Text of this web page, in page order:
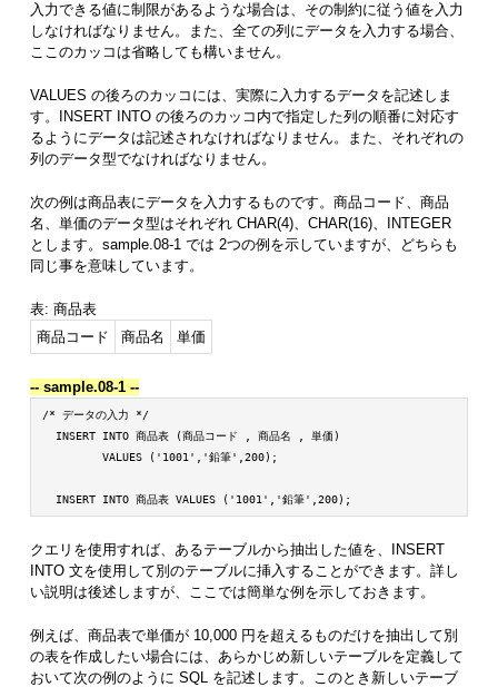
入力できる値に制限があるような場合は、その制約に従う値を入力
しなければなりません。また、全ての列にデータを入力する場合、
ここのカッコは省略しても構いません。
VALUES の後ろのカッコには、実際に入力するデータを記述しま
す。INSERT INTO の後ろのカッコ内で指定した列の順番に対応す
るようにデータは記述されなければなりません。また、それぞれの
列のデータ型でなければなりません。
次の例は商品表にデータを入力するものです。商品コード、商品
名、単価のデータ型はそれぞれ CHAR(4)、CHAR(16)、INTEGER
とします。sample.08-1 では 2つの例を示していますが、どちらも
同じ事を意味しています。
表: 商品表
商品コード
商品名 単価
-- sample.08-1 --
/* データの入力 */
  INSERT INTO 商品表 (商品コード , 商品名 , 単価)
         VALUES ('1001','鉛筆',200);
  INSERT INTO 商品表 VALUES ('1001','鉛筆',200);
クエリを使用すれば、あるテーブルから抽出した値を、INSERT
INTO 文を使用して別のテーブルに挿入することができます。詳し
い説明は後述しますが、ここでは簡単な例を示しておきます。
例えば、商品表で単価が 10,000 円を超えるものだけを抽出して別
の表を作成したい場合には、あらかじめ新しいテーブルを定義して
おいて次の例のように SQL を記述します。このとき新しいテーブ